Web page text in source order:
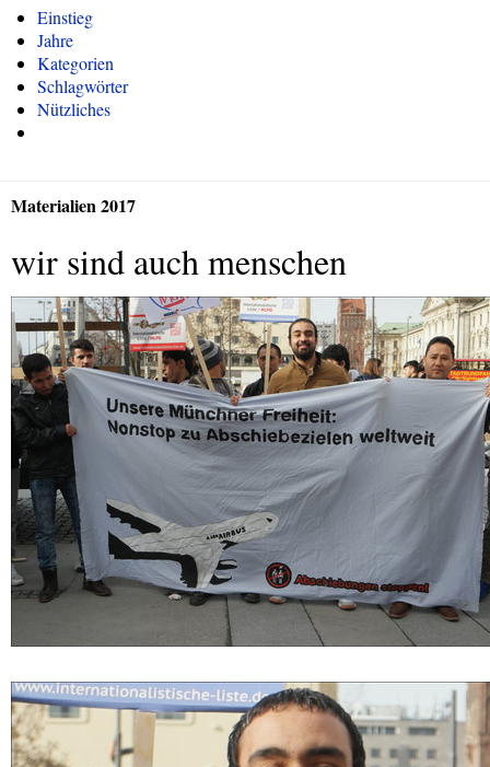
Einstieg
Jahre
Kategorien
Schlagwörter
Nützliches
Materialien 2017
wir sind auch menschen